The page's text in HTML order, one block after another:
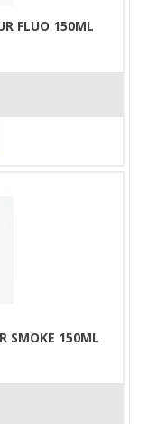
FLUO 150ML
SMOKE 150ML